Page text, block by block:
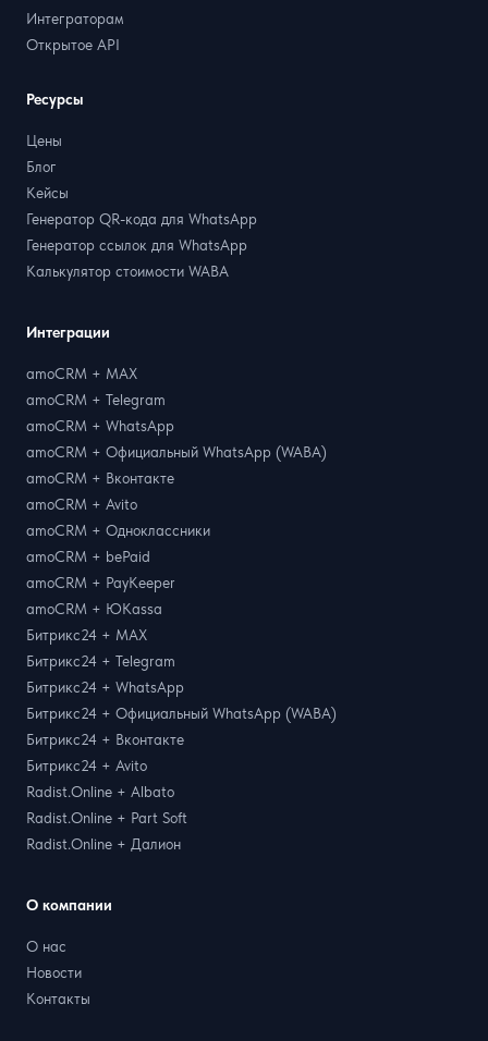
Интеграции
amoCRM + MAX
amoCRM + Telegram
amoCRM + WhatsApp
amoCRM + Официальный WhatsApp (WABA)
amoCRM + Вконтакте
amoCRM + Avito
amoCRM + Одноклассники
amoCRM + bePaid
amoCRM + PayKeeper
amoCRM + ЮKassa
Битрикс24 + MAX
Битрикс24 + Telegram
Битрикс24 + WhatsApp
Битрикс24 + Официальный WhatsApp (WABA)
Битрикс24 + Вконтакте
Битрикс24 + Avito
Radist.Online + Albato
Radist.Online + Part Soft
Radist.Online + Далион
Интеграторам
Открытое API
Ресурсы
Цены
Блог
Кейсы
Генератор QR-кода для WhatsApp
Генератор ссылок для WhatsApp
Калькулятор стоимости WABA
О компании
О нас
Новости
Контакты